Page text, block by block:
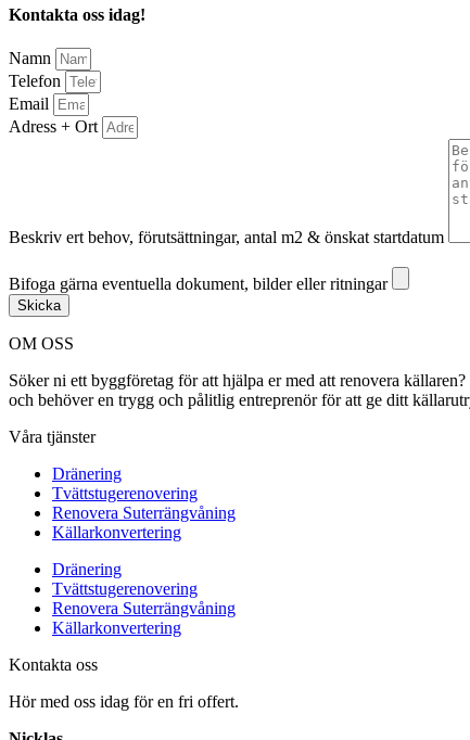
Kontakta oss idag!
Namn
Telefon
Email
Adress + Ort
Beskriv ert behov, förutsättningar, antal m2 & önskat startdatum
Bifoga gärna eventuella dokument, bilder eller ritningar
Skicka
OM OSS
Söker ni ett byggföretag för att hjälpa er med att renovera
och behöver en trygg och pålitlig entreprenör för att ge ditt
Våra tjänster
Dränering
Tvättstugerenovering
Renovera Suterrängvåning
Källarkonvertering
Dränering
Tvättstugerenovering
Renovera Suterrängvåning
Källarkonvertering
Kontakta oss
Hör med oss idag för en fri offert.